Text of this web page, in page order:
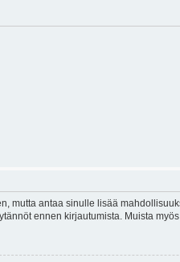
mutta antaa sinulle lisää
ennen kirjautumista. Muista